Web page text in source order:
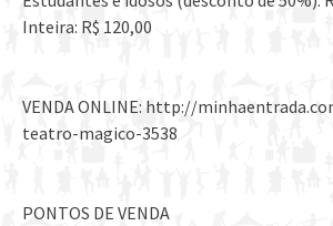
Inteira: R$ 120,00
VENDA ONLINE: http://
teatro-magico-3538
PONTOS DE VENDA